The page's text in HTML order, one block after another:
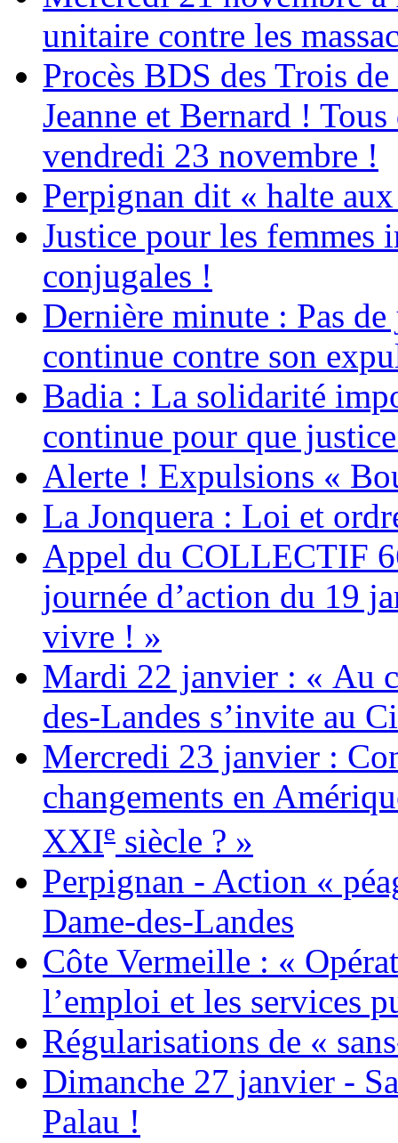
unitaire contre les
Procès BDS des Trois
Jeanne et Bernard !
vendredi 23 novembre !
Perpignan dit « halte
Justice pour les femmes
conjugales !
Dernière minute : Pas
continue contre son
Badia : La solidarité
continue pour que
Alerte ! Expulsions «
La Jonquera : Loi et
Appel du COLLECTIF
journée d’action du 19
vivre ! »
Mardi 22 janvier : « Au
des-Landes s’invite au
Mercredi 23 janvier :
changements en
XXIe siècle ? »
Perpignan - Action «
Dame-des-Landes
Côte Vermeille : «
l’emploi et les services
Régularisations de «
Dimanche 27 janvier -
Palau !